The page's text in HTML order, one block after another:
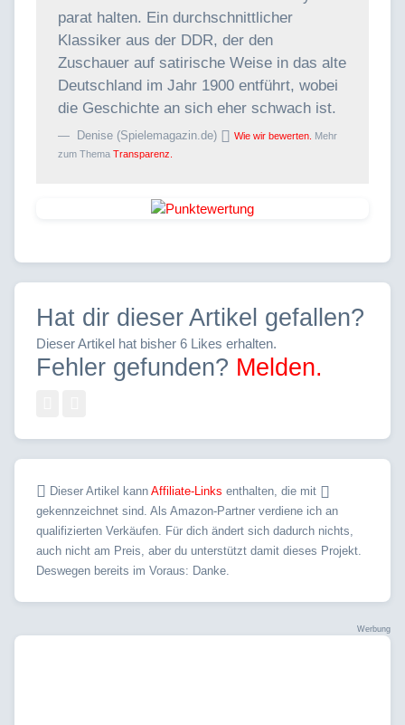
parat halten. Ein durchschnittlicher
Klassiker aus der DDR, der den
Zuschauer auf satirische Weise in das alte
Deutschland im Jahr 1900 entführt, wobei
die Geschichte an sich eher schwach ist.
Denise (Spielemagazin.de) Wie wir bewerten. Mehr
zum Thema Transparenz.
Hat dir dieser Artikel gefallen?
Dieser Artikel hat bisher 6 Likes erhalten.
Fehler gefunden? Melden.
Dieser Artikel kann Affiliate-Links enthalten, die mit
gekennzeichnet sind. Als Amazon-Partner verdiene ich an
qualifizierten Verkäufen. Für dich ändert sich dadurch nichts,
auch nicht am Preis, aber du unterstützt damit dieses Projekt.
Deswegen bereits im Voraus: Danke.
Werbung